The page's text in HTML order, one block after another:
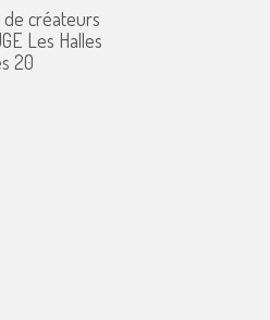
créateurs
Les Halles
20